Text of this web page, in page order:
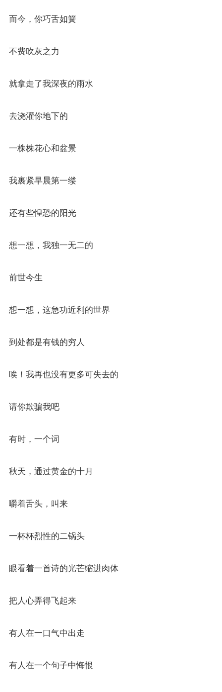
而今，你巧舌如簧
不费吹灰之力
就拿走了我深夜的雨水
去浇灌你地下的
一株株花心和盆景
我裹紧早晨第一缕
还有些惶恐的阳光
想一想，我独一无二的
前世今生
想一想，这急功近利的世界
到处都是有钱的穷人
唉！我再也没有更多可失去的
请你欺骗我吧
有时，一个词
秋天，通过黄金的十月
嚼着舌头，叫来
一杯杯烈性的二锅头
眼看着一首诗的光芒缩进肉体
把人心弄得飞起来
有人在一口气中出走
有人在一个句子中悔恨